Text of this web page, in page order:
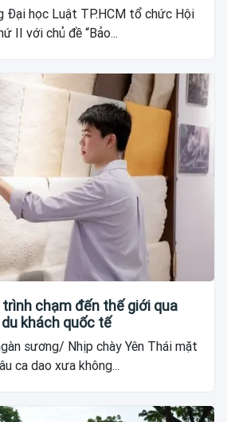
Đại học Luật TP.HCM tổ chức Hội
II với chủ đề “Bảo...
trình chạm đến thế giới qua
khách quốc tế
sương/ Nhịp chày Yên Thái mặt
ca dao xưa không...